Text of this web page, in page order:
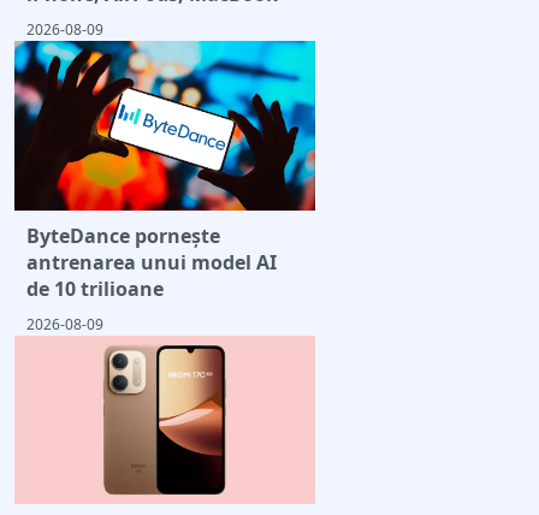
2026-08-09
ByteDance pornește
antrenarea unui model AI
de 10 trilioane
2026-08-09